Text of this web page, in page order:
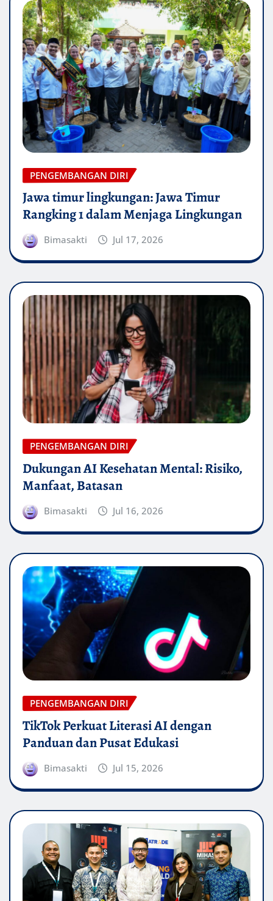
PENGEMBANGAN DIRI
Jawa timur lingkungan: Jawa Timur
Rangking 1 dalam Menjaga Lingkungan
Bimasakti Jul 17, 2026
PENGEMBANGAN DIRI
Dukungan AI Kesehatan Mental: Risiko,
Manfaat, Batasan
Bimasakti Jul 16, 2026
PENGEMBANGAN DIRI
TikTok Perkuat Literasi AI dengan
Panduan dan Pusat Edukasi
Bimasakti Jul 15, 2026